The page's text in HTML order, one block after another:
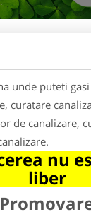
unde puteti
curatare
de canalizare,
nu
liber